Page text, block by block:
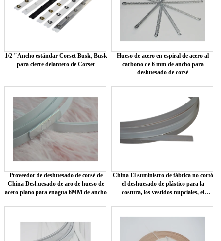
1/2 "Ancho estándar Corset Busk, Busk
para cierre delantero de Corset
Hueso de acero en espiral de acero al
carbono de 6 mm de ancho para
deshuesado de corsé
Proveedor de deshuesado de corsé de
China Deshuesado de aro de hueso de
acero plano para enagua 6MM de ancho
China El suministro de fábrica no cortó
el deshuesado de plástico para la
costura, los vestidos nupciales, el